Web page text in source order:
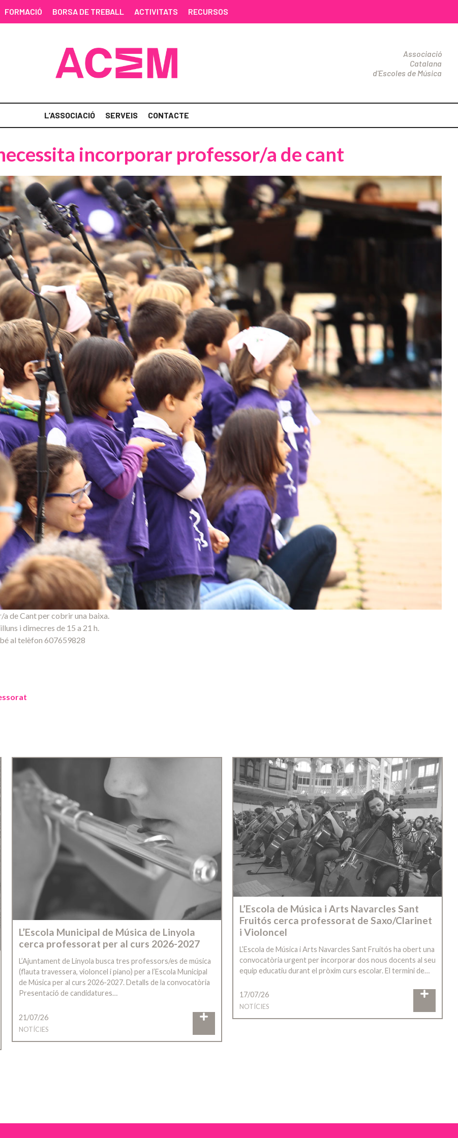
FORMACIÓ BORSA DE TREBALL ACTIVITATS RECURSOS
Associació
Catalana
d'Escoles de Música
L’ASSOCIACIÓ SERVEIS CONTACTE
incorporar professor/a de cant
de Cant per cobrir una baixa.
i dimecres de 15 a 21 h.
al telèfon 607659828
L’Escola Municipal de Música de Linyola
cerca professorat per al curs 2026-2027
L’Ajuntament de Linyola busca tres professors/es de música
(flauta travessera, violoncel i piano) per a l’Escola Municipal
de Música per al curs 2026-2027. Detalls de la convocatòria
Presentació de candidatures…
21/07/26
NOTÍCIES
L’Escola de Música i Arts Navarcles Sant
Fruitós cerca professorat de Saxo/Clarinet
i Violoncel
L’Escola de Música i Arts Navarcles Sant Fruitós ha obert una
convocatòria urgent per incorporar dos nous docents al seu
equip educatiu durant el pròxim curs escolar. El termini de…
17/07/26
NOTÍCIES